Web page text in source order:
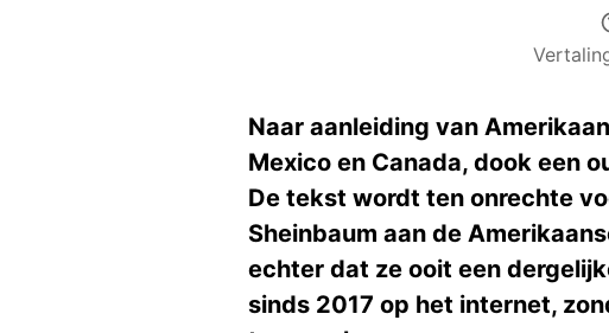
Naar aanleiding van
Mexico en Canada, dook een
De tekst wordt ten onrechte
Sheinbaum aan de
echter dat ze ooit een
sinds 2017 op het internet,